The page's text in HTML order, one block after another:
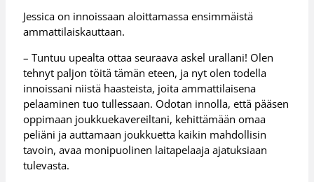
Jessica on innoissaan aloittamassa ensimmäistä
ammattilaiskauttaan.
– Tuntuu upealta ottaa seuraava askel urallani! Olen
tehnyt paljon töitä tämän eteen, ja nyt olen todella
innoissani niistä haasteista, joita ammattilaisena
pelaaminen tuo tullessaan. Odotan innolla, että pääsen
oppimaan joukkuekavereiltani, kehittämään omaa
peliäni ja auttamaan joukkuetta kaikin mahdollisin
tavoin, avaa monipuolinen laitapelaaja ajatuksiaan
tulevasta.